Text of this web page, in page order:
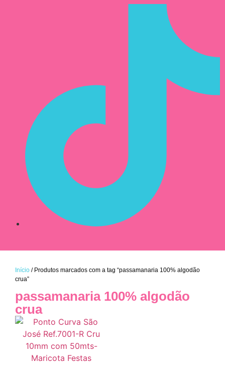
Início / Produtos marcados com a tag “passamanaria 100% algodão
crua”
passamanaria 100% algodão
crua